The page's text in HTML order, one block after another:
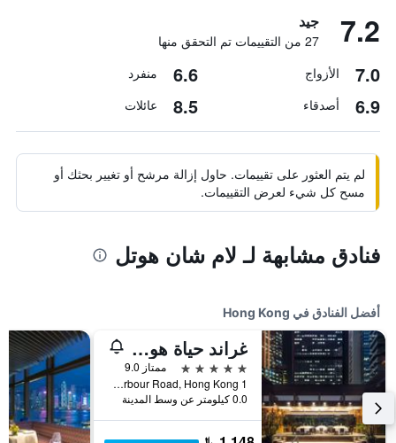
7.2 جيد
27 من التقييمات تم التحقق منها
7.0 الأزواج 6.6 منفرد
6.9 أصدقاء 8.5 عائلات
لم يتم العثور على تقييمات. حاول إزالة مرشح أو تغيير بحثك أو
مسح كل شيء لعرض التقييمات.
فنادق مشابهة لـ لام شان هوتل
أفضل الفنادق في Hong Kong
غراند حياة هونغ كونغ
5 نجوم
ممتاز 9.0
1 Harbour Road, Hong Kong, هونغ كونغ
0.0 كيلومتر عن وسط المدينة